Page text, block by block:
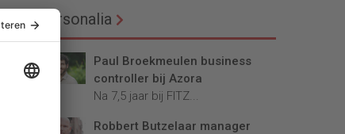
Personalia
Paul Broekmeulen business
controller bij Azora
Na 7,5 jaar bij FITZ...
Robbert Butzelaar manager